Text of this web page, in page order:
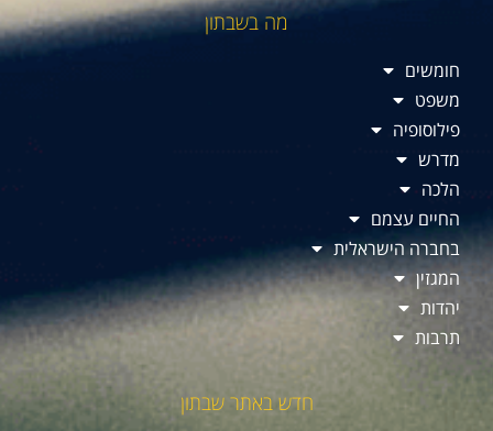
מה בשבתון
חומשים
משפט
פילוסופיה
מדרש
הלכה
החיים עצמם
בחברה הישראלית
המגזין
יהדות
תרבות
חדש באתר שבתון